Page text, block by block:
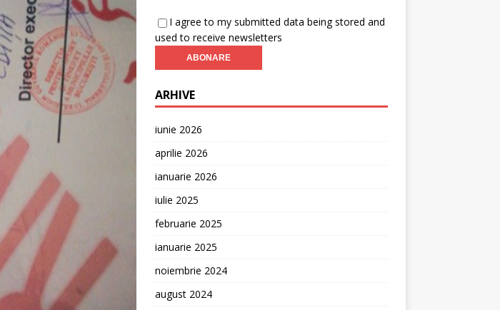
I agree to my submitted data being stored and
used to receive newsletters
ARHIVE
iunie 2026
aprilie 2026
ianuarie 2026
iulie 2025
februarie 2025
ianuarie 2025
noiembrie 2024
august 2024